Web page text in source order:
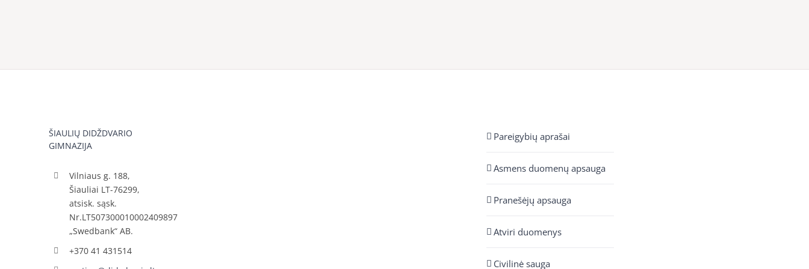
ŠIAULIŲ DIDŽDVARIO
GIMNAZIJA
Vilniaus g. 188,
Šiauliai LT-76299,
atsisk. sąsk.
Nr.LT507300010002409897
„Swedbank“ AB.
+370 41 431514
Pareigybių aprašai
Asmens duomenų apsauga
Pranešėjų apsauga
Atviri duomenys
Civilinė sauga